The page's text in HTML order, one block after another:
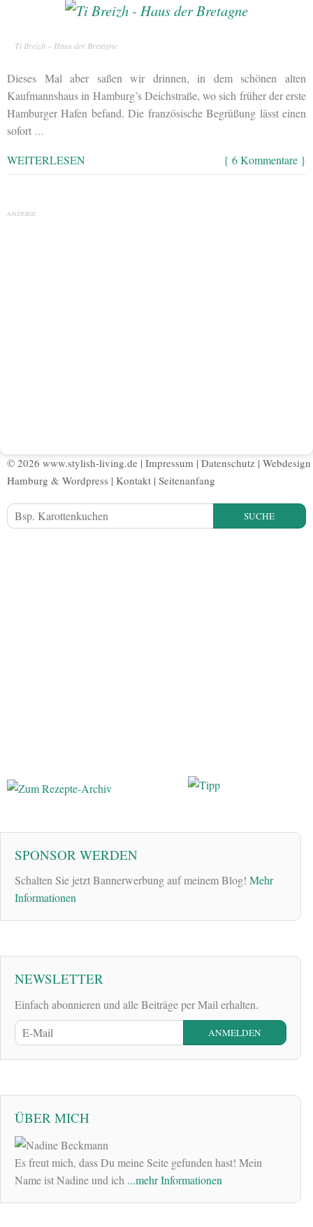
Ti Breizh – Haus der Bretagne
Dieses Mal aber saßen wir drinnen, in dem schönen alten
Kaufmannshaus in Hamburg’s Deichstraße, wo sich früher der erste
Hamburger Hafen befand. Die französische Begrüßung lässt einen
sofort …
WEITERLESEN { 6 Kommentare }
ANZEIGE
© 2026 www.stylish-living.de | Impressum | Datenschutz | Webdesign
Hamburg & Wordpress | Kontakt | Seitenanfang
SUCHE
SPONSOR WERDEN
Schalten Sie jetzt Bannerwerbung auf meinem Blog! Mehr
Informationen
NEWSLETTER
Einfach abonnieren und alle Beiträge per Mail erhalten.
ÜBER MICH
Es freut mich, dass Du meine Seite gefunden hast! Mein
Name ist Nadine und ich ...mehr Informationen